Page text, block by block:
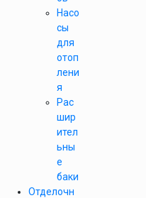
Насо
сы
для
отоп
лени
я
Рас
шир
ител
ьны
е
баки
Отделочн